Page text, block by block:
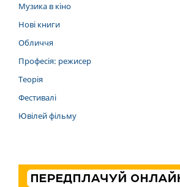
Музика в кіно
Нові книги
Обличчя
Професія: режисер
Теорія
Фестивалі
Ювілей фільму